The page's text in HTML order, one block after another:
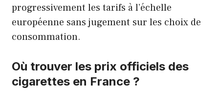
progressivement les tarifs à l’échelle
européenne sans jugement sur les choix de
consommation.
Où trouver les prix officiels des
cigarettes en France ?